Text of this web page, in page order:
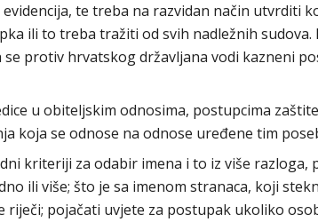
te treba na razvidan način utvrditi
ili to treba tražiti od svih nadležnih sudova.
protiv hrvatskog državljana vodi kazneni
u obiteljskim odnosima, postupcima
koja se odnose na odnose uređene tim
kriteriji za odabir imena i to iz više razloga,
ili više; što je sa imenom stranaca, koji
riječi; pojačati uvjete za postupak ukoliko